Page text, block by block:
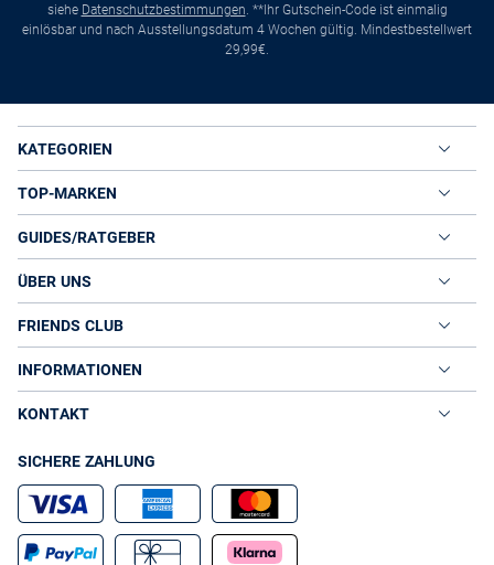
siehe Datenschutzbestimmungen. **Ihr Gutschein-Code ist einmalig
einlösbar und nach Ausstellungsdatum 4 Wochen gültig. Mindestbestellwert
29,99€.
KATEGORIEN
TOP-MARKEN
GUIDES/RATGEBER
ÜBER UNS
FRIENDS CLUB
INFORMATIONEN
KONTAKT
SICHERE ZAHLUNG